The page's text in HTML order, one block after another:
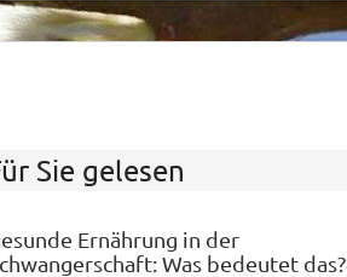
Sie gelesen
Ernährung in der
Was bedeutet das?